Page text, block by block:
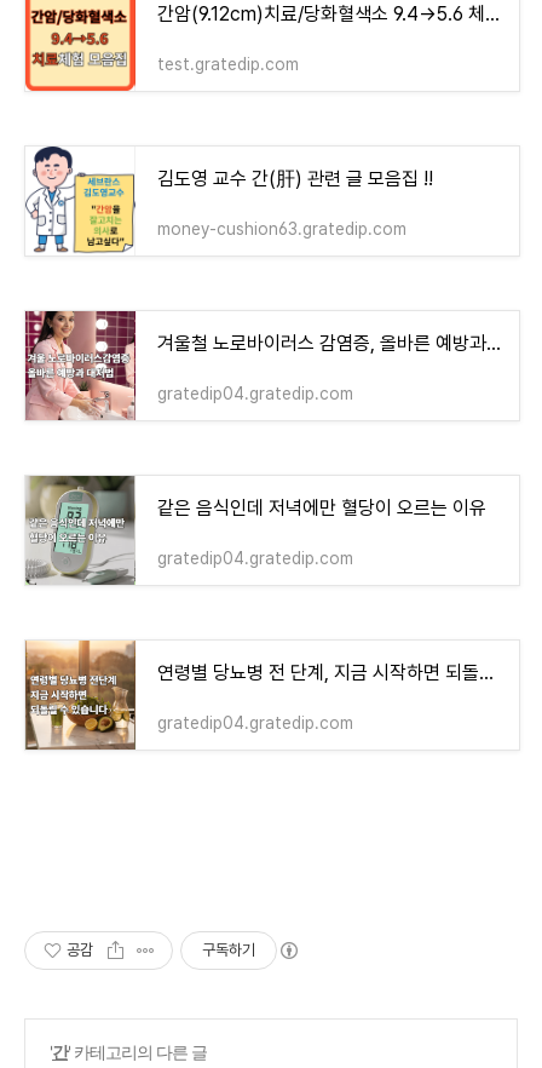
간암(9.12cm)치료/당화혈색소 9.4→5.6 체험기 모음집 - money-health
test.gratedip.com
김도영 교수 간(肝) 관련 글 모음집 !!
money-cushion63.gratedip.com
겨울철 노로바이러스 감염증, 올바른 예방과 대처법
gratedip04.gratedip.com
같은 음식인데 저녁에만 혈당이 오르는 이유
gratedip04.gratedip.com
연령별 당뇨병 전 단계, 지금 시작하면 되돌릴 수 있습니다
gratedip04.gratedip.com
공감 구독하기
'간' 카테고리의 다른 글